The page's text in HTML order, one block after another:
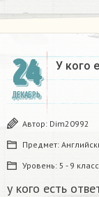
24
ДЕКАБРЬ
У кого
Автор: Dim20992
Предмет:
Уровень: 5 - 9 класс
у кого есть